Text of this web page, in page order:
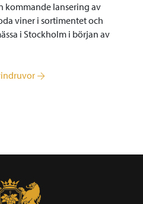
kommande lansering av
viner i sortimentet och
i Stockholm i början av